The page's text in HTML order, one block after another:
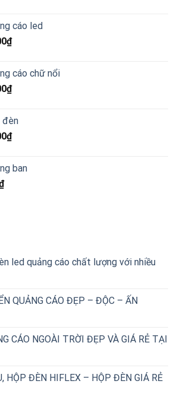
cáo led
₫
cáo chữ nổi
₫
đèn
₫
ban
led quảng cáo chất lượng với nhiều
QUẢNG CÁO ĐẸP – ĐỘC – ẤN
CÁO NGOÀI TRỜI ĐẸP VÀ GIÁ RẺ TẠI
HỘP ĐÈN HIFLEX – HỘP ĐÈN GIÁ RẺ